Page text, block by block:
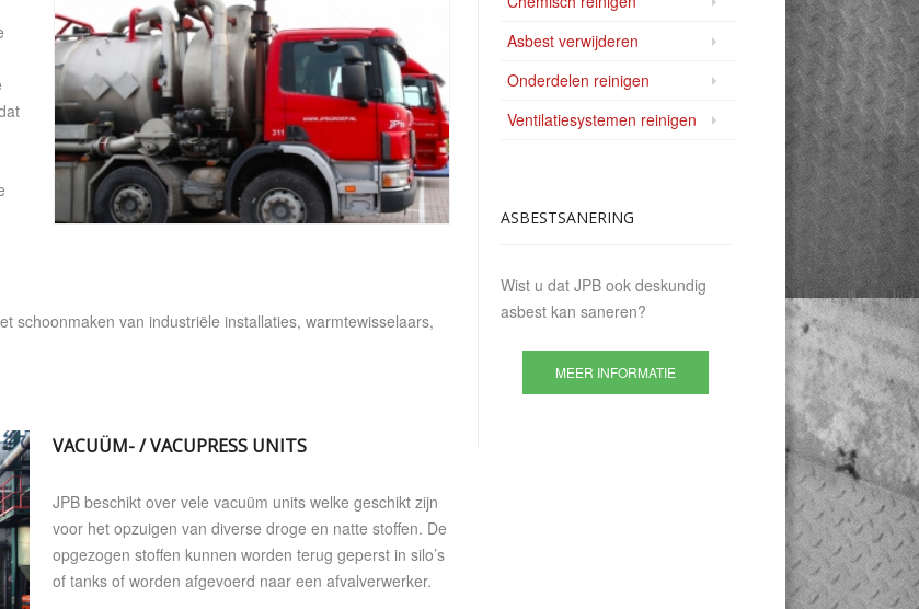
schoonmaken van industriële installaties, warmtewisselaars,
VACUÜM- / VACUPRESS UNITS
JPB beschikt over vele vacuüm units welke geschikt zijn
voor het opzuigen van diverse droge en natte stoffen. De
opgezogen stoffen kunnen worden terug geperst in silo’s
of tanks of worden afgevoerd naar een afvalverwerker.
Asbest verwijderen
Onderdelen reinigen
Ventilatiesystemen reinigen
ASBESTSANERING
Wist u dat JPB ook deskundig
asbest kan saneren?
MEER INFORMATIE